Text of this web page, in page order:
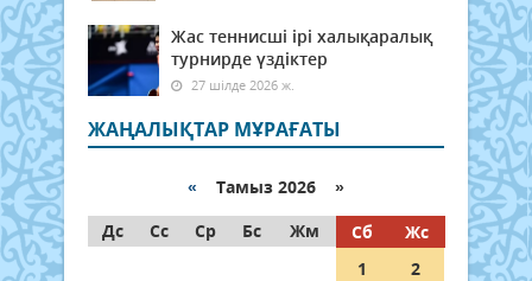
Жас теннисші ірі халықаралық
турнирде үздіктер
27 шілде 2026 ж.
ЖАҢАЛЫҚТАР МҰРАҒАТЫ
« Тамыз 2026 »
Дс
Сс Ср Бс Жм Сб
Жс
1
2